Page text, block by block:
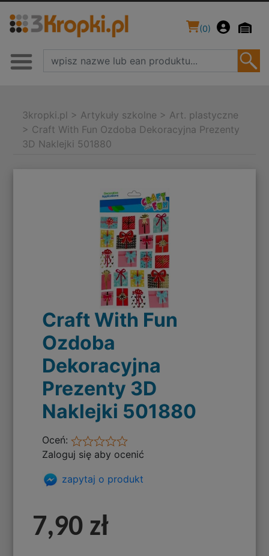
(0)
3kropki.pl > Artykuły szkolne > Art. plastyczne
> Craft With Fun Ozdoba Dekoracyjna Prezenty
3D Naklejki 501880
Craft With Fun
Ozdoba
Dekoracyjna
Prezenty 3D
Naklejki 501880
Oceń:
Zaloguj się aby ocenić
zapytaj o produkt
7,90 zł